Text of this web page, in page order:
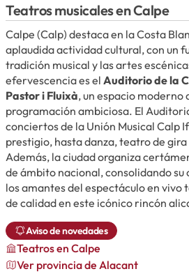
Teatros musicales en Calpe
Calpe (Calp) destaca en la Costa
aplaudida actividad cultural, con un
tradición musical y las artes
efervescencia es el Auditorio de la
Pastor i Fluixà, un espacio moderno
programación ambiciosa. El
conciertos de la Unión Musical Calp
prestigio, hasta danza, teatro de
Además, la ciudad organiza
de ámbito nacional, consolidando su
los amantes del espectáculo en vivo
de calidad en este icónico rincón
Aviso de novedades
Teatrosen Calpe
Ver provincia de Alacant